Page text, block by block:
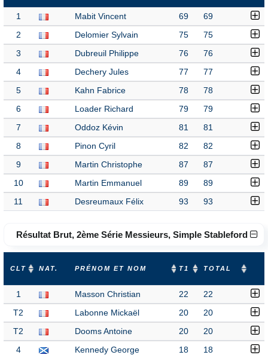
1 Mabit Vincent 69 69
2 Delomier Sylvain 75 75
3 Dubreuil Philippe 76 76
4 Dechery Jules 77 77
5 Kahn Fabrice 78 78
6 Loader Richard 79 79
7 Oddoz Kévin 81 81
8 Pinon Cyril 82 82
9 Martin Christophe 87 87
10 Martin Emmanuel 89 89
11 Desreumaux Félix 93 93
Résultat Brut, 2ème Série Messieurs, Simple Stableford
CLT NAT. PRÉNOM ET NOM T1 TOTAL
1 Masson Christian 22 22
T2 Labonne Mickaël 20 20
T2 Dooms Antoine 20 20
4 Kennedy George 18 18